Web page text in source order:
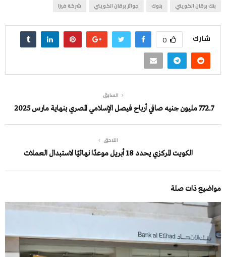
بنك برقان الكويتي بنوك جوائز برقان الكويتي شركة فيزا
شارك 0
السابق
772.7 مليون جنيه صافي أرباح فيصل الإسلامي المصري بنهاية مارس 2025
اللاحق
الكويت المركزي يحدد 18 أبريل موعدًا نهائيًا لاستبدال العملات
مواضيع ذات صلة